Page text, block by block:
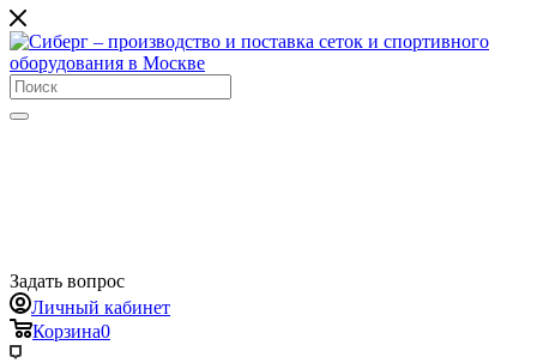
Задать вопрос
Личный кабинет
Корзина0